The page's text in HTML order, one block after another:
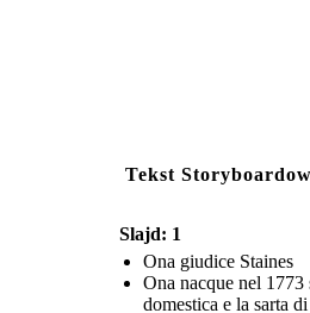
Tekst
Slajd: 1
Ona giudice Staines
Ona nacque nel
domestica e la sarta